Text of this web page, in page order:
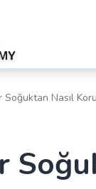
Soğuktan Nasıl